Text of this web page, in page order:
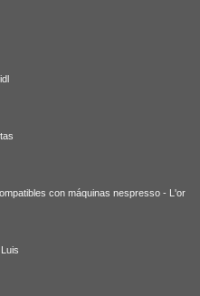
con máquinas nespresso - L'or